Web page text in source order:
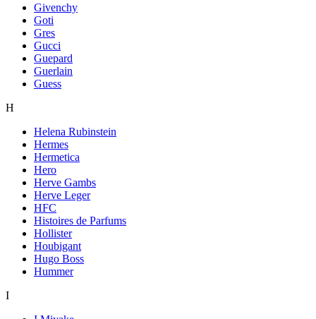
Givenchy
Goti
Gres
Gucci
Guepard
Guerlain
Guess
H
Helena Rubinstein
Hermes
Hermetica
Hero
Herve Gambs
Herve Leger
HFC
Histoires de Parfums
Hollister
Houbigant
Hugo Boss
Hummer
I